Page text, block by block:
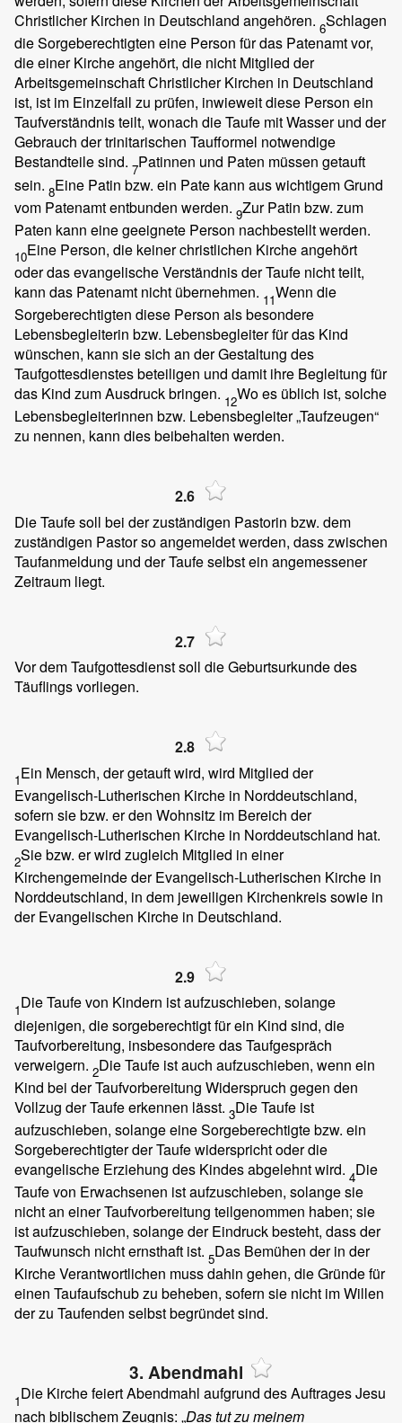
Christlicher Kirchen in Deutschland angehören. 6Schlagen
die Sorgeberechtigten eine Person für das Patenamt vor,
die einer Kirche angehört, die nicht Mitglied der
Arbeitsgemeinschaft Christlicher Kirchen in Deutschland
ist, ist im Einzelfall zu prüfen, inwieweit diese Person ein
Taufverständnis teilt, wonach die Taufe mit Wasser und der
Gebrauch der trinitarischen Taufformel notwendige
Bestandteile sind. 7Patinnen und Paten müssen getauft
sein. 8Eine Patin bzw. ein Pate kann aus wichtigem Grund
vom Patenamt entbunden werden. 9Zur Patin bzw. zum
Paten kann eine geeignete Person nachbestellt werden.
10Eine Person, die keiner christlichen Kirche angehört
oder das evangelische Verständnis der Taufe nicht teilt,
kann das Patenamt nicht übernehmen. 11Wenn die
Sorgeberechtigten diese Person als besondere
Lebensbegleiterin bzw. Lebensbegleiter für das Kind
wünschen, kann sie sich an der Gestaltung des
Taufgottesdienstes beteiligen und damit ihre Begleitung für
das Kind zum Ausdruck bringen. 12Wo es üblich ist, solche
Lebensbegleiterinnen bzw. Lebensbegleiter „Taufzeugen“
zu nennen, kann dies beibehalten werden.
2.6
Die Taufe soll bei der zuständigen Pastorin bzw. dem
zuständigen Pastor so angemeldet werden, dass zwischen
Taufanmeldung und der Taufe selbst ein angemessener
Zeitraum liegt.
2.7
Vor dem Taufgottesdienst soll die Geburtsurkunde des
Täuflings vorliegen.
2.8
1Ein Mensch, der getauft wird, wird Mitglied der
Evangelisch-Lutherischen Kirche in Norddeutschland,
sofern sie bzw. er den Wohnsitz im Bereich der
Evangelisch-Lutherischen Kirche in Norddeutschland hat.
2Sie bzw. er wird zugleich Mitglied in einer
Kirchengemeinde der Evangelisch-Lutherischen Kirche in
Norddeutschland, in dem jeweiligen Kirchenkreis sowie in
der Evangelischen Kirche in Deutschland.
2.9
1Die Taufe von Kindern ist aufzuschieben, solange
diejenigen, die sorgeberechtigt für ein Kind sind, die
Taufvorbereitung, insbesondere das Taufgespräch
verweigern. 2Die Taufe ist auch aufzuschieben, wenn ein
Kind bei der Taufvorbereitung Widerspruch gegen den
Vollzug der Taufe erkennen lässt. 3Die Taufe ist
aufzuschieben, solange eine Sorgeberechtigte bzw. ein
Sorgeberechtigter der Taufe widerspricht oder die
evangelische Erziehung des Kindes abgelehnt wird. 4Die
Taufe von Erwachsenen ist aufzuschieben, solange sie
nicht an einer Taufvorbereitung teilgenommen haben; sie
ist aufzuschieben, solange der Eindruck besteht, dass der
Taufwunsch nicht ernsthaft ist. 5Das Bemühen der in der
Kirche Verantwortlichen muss dahin gehen, die Gründe für
einen Taufaufschub zu beheben, sofern sie nicht im Willen
der zu Taufenden selbst begründet sind.
3. Abendmahl
1Die Kirche feiert Abendmahl aufgrund des Auftrages Jesu
nach biblischem Zeugnis: „Das tut zu meinem